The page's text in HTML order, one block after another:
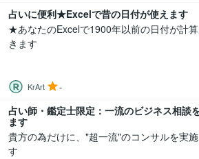
占いに便利★Excelで昔の日付が使えます
★あなたのExcelで1900年以前の日付が計
きます
KrArt -
占い師・鑑定士限定：一流のビジネス相談
ます
貴方の為だけに、"超一流"のコンサルを実施
す